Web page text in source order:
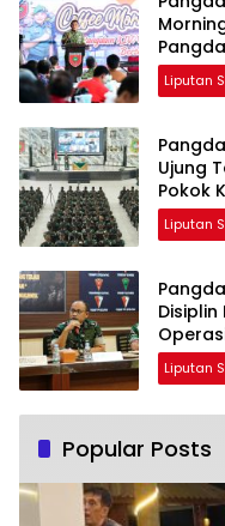
Liputan
Ujung
Pokok
Liputan
Disiplin
Liputan
Popular Posts